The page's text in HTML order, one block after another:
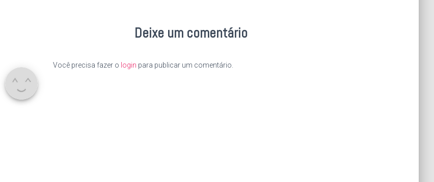
Deixe um comentário
Você precisa fazer o login para publicar um comentário.